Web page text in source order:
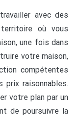
avec des
où vous
une fois dans
votre maison,
compétentes
raisonnables.
votre plan par un
de poursuivre la